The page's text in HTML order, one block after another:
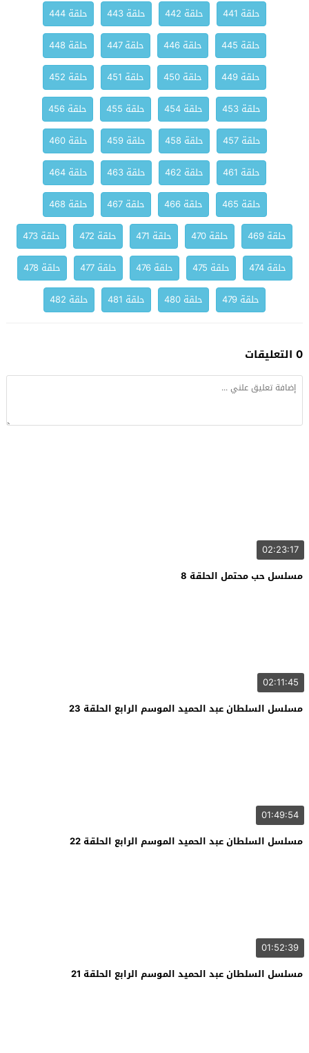
حلقة 441 حلقة 442 حلقة 443
حلقة 444
حلقة 445
حلقة 446 حلقة 447
حلقة 448
حلقة 449
حلقة 450 حلقة 451
حلقة 452
حلقة 453
حلقة 454 حلقة 455
حلقة 456
حلقة 457
حلقة 458 حلقة 459
حلقة 460
حلقة 461
حلقة 462 حلقة 463
حلقة 464
حلقة 465
حلقة 466 حلقة 467
حلقة 468
حلقة 469
حلقة 470 حلقة 471 حلقة 472
حلقة 473
حلقة 474
حلقة 475 حلقة 476 حلقة 477
حلقة 478
حلقة 479
حلقة 480 حلقة 481 حلقة 482
0 التعليقات
02:23:17
مسلسل حب محتمل الحلقة 8
02:11:45
مسلسل السلطان عبد الحميد الموسم الرابع الحلقة 23
01:49:54
مسلسل السلطان عبد الحميد الموسم الرابع الحلقة 22
01:52:39
مسلسل السلطان عبد الحميد الموسم الرابع الحلقة 21